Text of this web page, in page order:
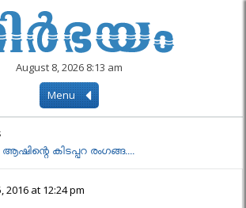
August 8, 2026 8:13 am
Menu
കിടപ്പറ രംഗങ്ങ....
at 12:24 pm